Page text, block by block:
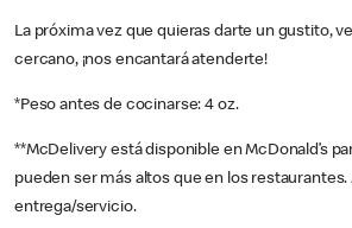
La próxima vez que quieras darte un gustito, ve
cercano, ¡nos encantará atenderte!
*Peso antes de cocinarse: 4 oz.
**McDelivery está disponible en McDonald’s
pueden ser más altos que en los
entrega/servicio.